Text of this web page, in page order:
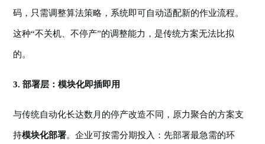
码，只需调整算法策略，系统即可自动适配新的作业流程。
这种“不关机、不停产”的调整能力，是传统方案无法比拟
的。
3. 部署层：模块化即插即用
与传统自动化长达数月的停产改造不同，原力聚合的方案支
持模块化部署。企业可按需分期投入：先部署最急需的环